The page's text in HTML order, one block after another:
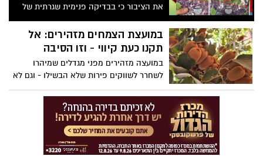
את הציבור כי בבדיקה פנימית שגרתית של
המוצר כרוב אדום "קטיף הטבע לנדאו" 400
גרם ברקוד 7290016411881 שסומן בתאריך תוקף
"לשימוש עד 28.08.25", התגלתה נוכחות של
חיידק סלמונלה.
במועצת הצמחים מזהירים: אל
תקנו כעת קיווי - וזו הסיבה
במועצה מזהירים מפני מגדלים שמיהרו
לשחרר לשווקים פירות שלא הבשילו - וגם לא
יבשילו אצליכם בבית